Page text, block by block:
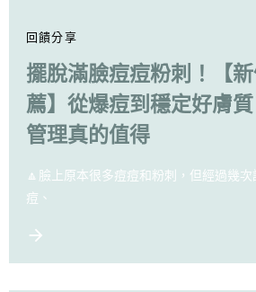
回饋分享
擺脫滿臉痘痘粉刺！【
薦】從爆痘到穩定好膚
管理真的值得
🔼臉上原本很多痘痘和粉刺，但經過幾
痘、